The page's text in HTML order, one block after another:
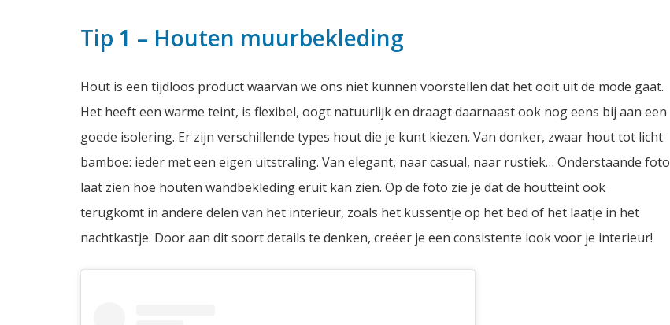
Tip 1 – Houten muurbekleding
Hout is een tijdloos product waarvan we ons niet kunnen voorstellen dat het ooit uit de mode gaat.
Het heeft een warme teint, is flexibel, oogt natuurlijk en draagt daarnaast ook nog eens bij aan een
goede isolering. Er zijn verschillende types hout die je kunt kiezen. Van donker, zwaar hout tot licht
bamboe: ieder met een eigen uitstraling. Van elegant, naar casual, naar rustiek… Onderstaande foto
laat zien hoe houten wandbekleding eruit kan zien. Op de foto zie je dat de houtteint ook
terugkomt in andere delen van het interieur, zoals het kussentje op het bed of het laatje in het
nachtkastje. Door aan dit soort details te denken, creëer je een consistente lookvoor je interieur!